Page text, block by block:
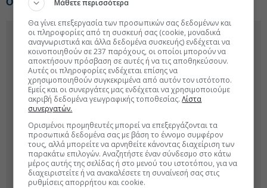
Ουγγαρία
Μάθετε περισσότερα
Θα γίνει επεξεργασία των προσωπικών σας δεδομένων και
οι πληροφορίες από τη συσκευή σας (cookie, μοναδικά
αναγνωριστικά και άλλα δεδομένα συσκευής) ενδέχεται να
κοινοποιηθούν σε 237 παρόχους, οι οποίοι μπορούν να
αποκτήσουν πρόσβαση σε αυτές ή να τις αποθηκεύσουν.
Αυτές οι πληροφορίες ενδέχεται επίσης να
χρησιμοποιηθούν συγκεκριμένα από αυτόν τον ιστότοπο.
Εμείς και οι συνεργάτες μας ενδέχεται να χρησιμοποιούμε
ακριβή δεδομένα γεωγραφικής τοποθεσίας.Λίστα
συνεργατών.
Ορισμένοι προμηθευτές μπορεί να επεξεργάζονται τα
προσωπικά δεδομένα σας με βάση το έννομο συμφέρον
τους, αλλά μπορείτε να αρνηθείτε κάνοντας διαχείριση των
παρακάτω επιλογών. Αναζητήστε έναν σύνδεσμο στο κάτω
μέρος αυτής της σελίδας ή στο μενού του ιστοτόπου, για να
διαχειριστείτε ή να ανακαλέσετε τη συναίνεσή σας στις
ρυθμίσεις απορρήτου και cookie.